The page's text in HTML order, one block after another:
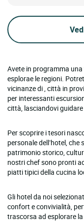
Avete in programma
esplorae le regioni.
vicinanze di , città in
per interessanti
città, lasciandovi
Per scoprire i tesori
personale dell’hotel,
patrimonio storico,
nostri chef sono pronti
piatti tipici della cucina
Gli hotel da noi
confort e convivialità,
trascorsa ad esplorare